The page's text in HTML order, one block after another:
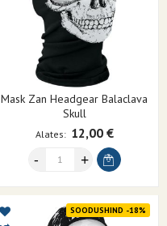
Mask Zan Headgear Balaclava
Skull
Alates 12,00 €
SOODUSHIND -18%